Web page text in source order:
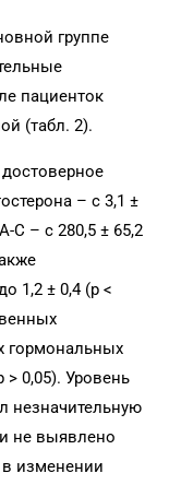
группе
пациенток
(табл. 2).
– с 3,1 ±
С – с 280,5 ± 65,2
1,2 ± 0,4 (p <
гормональных
> 0,05). Уровень
незначительную
не выявлено
в изменении